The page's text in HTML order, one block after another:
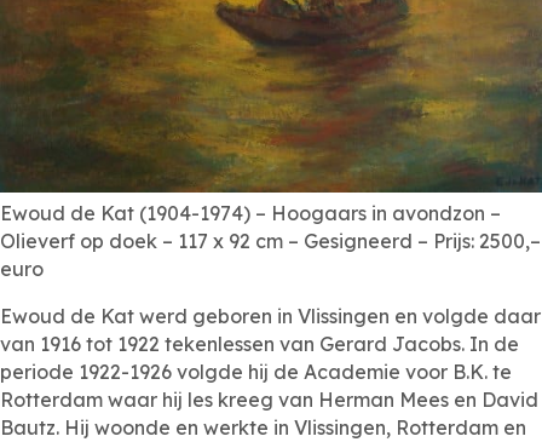
Ewoud de Kat (1904-1974) – Hoogaars in avondzon –
Olieverf op doek – 117 x 92 cm – Gesigneerd – Prijs: 2500,–
euro
Ewoud de Kat werd geboren in Vlissingen en volgde daar
van 1916 tot 1922 tekenlessen van Gerard Jacobs. In de
periode 1922-1926 volgde hij de Academie voor B.K. te
Rotterdam waar hij les kreeg van Herman Mees en David
Bautz. Hij woonde en werkte in Vlissingen, Rotterdam en